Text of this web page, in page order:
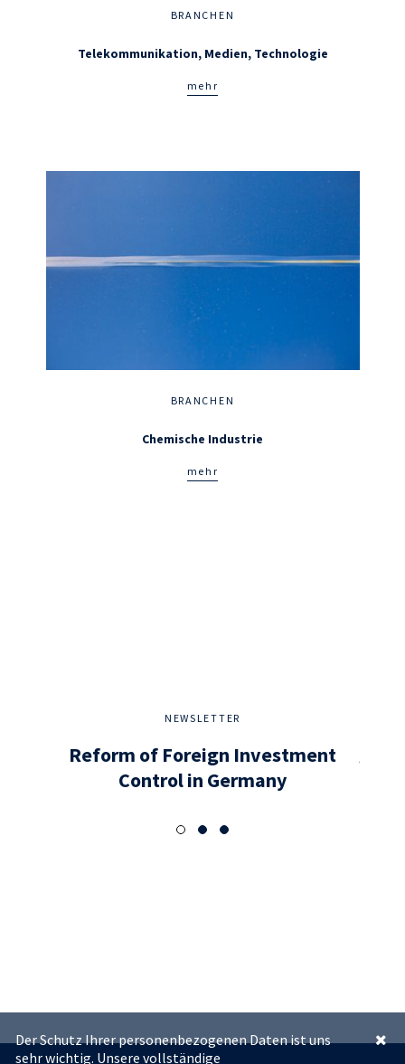
NEWSLETTER
Reform of Foreign Investment
Control in Germany
BRANCHEN
Telekommunikation, Medien, Technologie
mehr
BRANCHEN
Chemische Industrie
mehr
Der Schutz Ihrer personenbezogenen Daten ist uns
sehr wichtig. Unsere vollständige